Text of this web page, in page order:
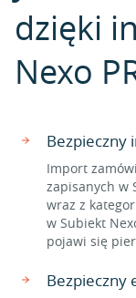
dzięki
Nexo
Bezpieczny
Import
zapisanych w
wraz z
w Subiekt
pojawi się
Bezpieczny